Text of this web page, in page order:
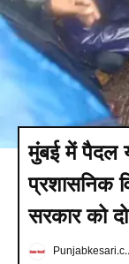
मुंबई में पैदल
प्रशासनिक
सरकार को